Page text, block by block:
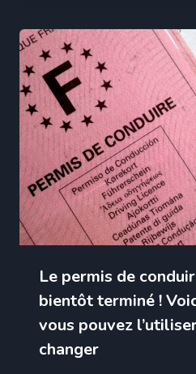
Le permis de
bientôt terminé !
vous pouvez
changer